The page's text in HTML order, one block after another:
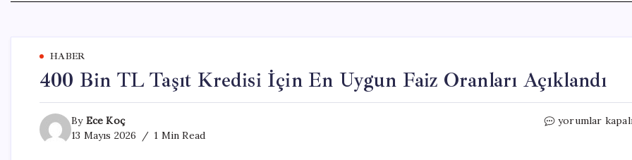
HABER
400 Bin TL Taşıt Kredisi İçin En Uygun Faiz Oranları Açıklandı
By Ece Koç
13 Mayıs 2026
1 Min Read
400
yorumlar